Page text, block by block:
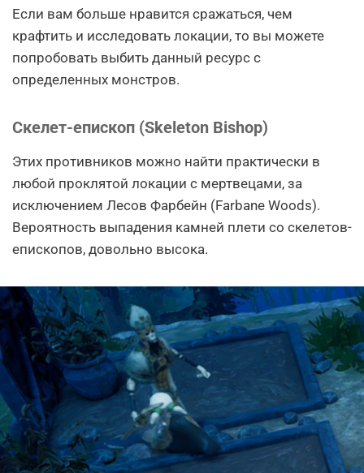
Если вам больше нравится сражаться, чем
крафтить и исследовать локации, то вы можете
попробовать выбить данный ресурс с
определенных монстров.
Скелет-епископ (Skeleton Bishop)
Этих противников можно найти практически в
любой проклятой локации с мертвецами, за
исключением Лесов Фарбейн (Farbane Woods).
Вероятность выпадения камней плети со скелетов-
епископов, довольно высока.